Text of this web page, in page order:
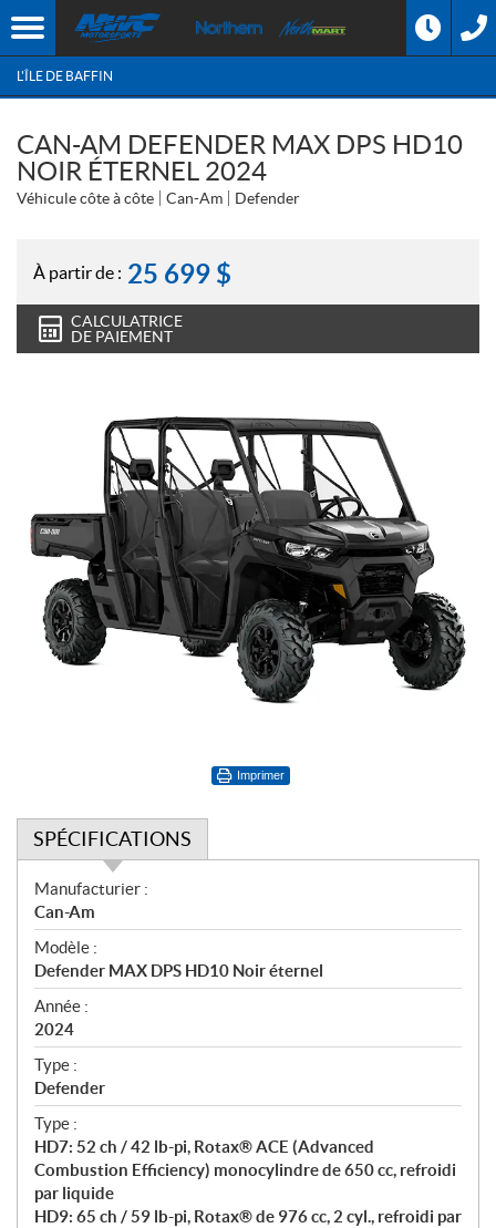
L'ÎLE DE BAFFIN
CAN-AM DEFENDER MAX DPS HD10
NOIR ÉTERNEL 2024
Véhicule côte à côte Can-Am Defender
À partir de : 25 699 $
CALCULATRICE
DE PAIEMENT
Imprimer
SPÉCIFICATIONS
S
p
é
c
i
f
i
c
a
t
i
o
n
s
Manufacturier :
Can-Am
Modèle :
Defender MAX DPS HD10 Noir éternel
Année :
2024
Type :
Defender
Type :
HD7: 52 ch / 42 lb-pi, Rotax® ACE (Advanced
Combustion Efficiency) monocylindre de 650 cc, refroidi
par liquide
HD9: 65 ch / 59 lb-pi, Rotax® de 976 cc, 2 cyl., refroidi par